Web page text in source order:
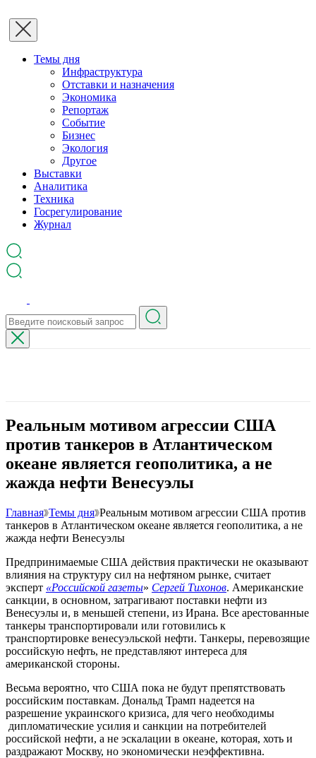
Темы дня
Инфраструктура
Отставки и назначения
Экономика
Репортаж
Событие
Бизнес
Экология
Другое
Выставки
Аналитика
Техника
Госрегулирование
Журнал
Реальным мотивом агрессии США
против танкеров в Атлантическом
океане является геополитика, а не
жажда нефти Венесуэлы
Главная Темы дня Реальным мотивом агрессии США против
танкеров в Атлантическом океане является геополитика, а не
жажда нефти Венесуэлы
Предпринимаемые США действия практически не оказывают
влияния на структуру сил на нефтяном рынке, считает
эксперт «Российской газеты» Сергей Тихонов. Американские
санкции, в основном, затрагивают поставки нефти из
Венесуэлы и, в меньшей степени, из Ирана. Все арестованные
танкеры транспортировали или готовились к
транспортировке венесуэльской нефти. Танкеры, перевозящие
российскую нефть, не представляют интереса для
американской стороны.
Весьма вероятно, что США пока не будут препятствовать
российским поставкам. Дональд Трамп надеется на
разрешение украинского кризиса, для чего необходимы
дипломатические усилия и санкции на потребителей
российской нефти, а не эскалации в океане, которая, хоть и
раздражают Москву, но экономически неэффективна.